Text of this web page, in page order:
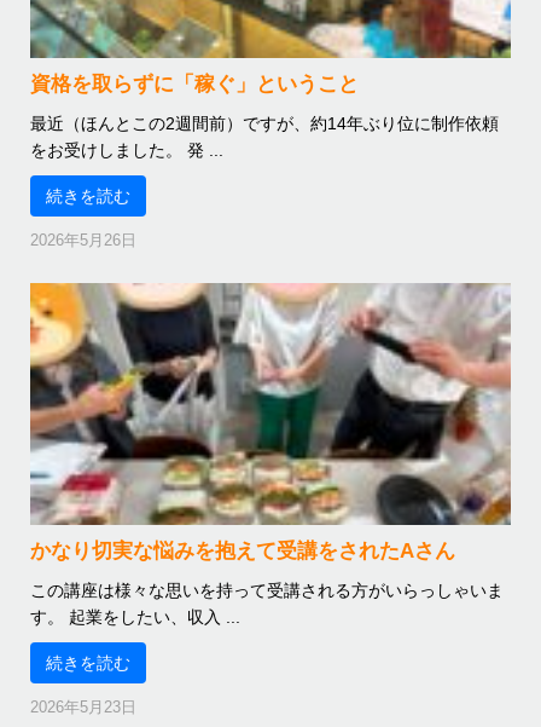
資格を取らずに「稼ぐ」ということ
最近（ほんとこの2週間前）ですが、約14年ぶり位に制作依頼
をお受けしました。 発 ...
続きを読む
2026年5月26日
かなり切実な悩みを抱えて受講をされたAさん
この講座は様々な思いを持って受講される方がいらっしゃいま
す。 起業をしたい、収入 ...
続きを読む
2026年5月23日